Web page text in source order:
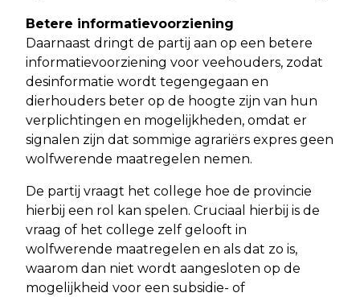
Betere informatievoorziening
Daarnaast dringt de partij aan op een betere
informatievoorziening voor veehouders, zodat
desinformatie wordt tegengegaan en
dierhouders beter op de hoogte zijn van hun
verplichtingen en mogelijkheden, omdat er
signalen zijn dat sommige agrariërs expres geen
wolfwerende maatregelen nemen.
De partij vraagt het college hoe de provincie
hierbij een rol kan spelen. Cruciaal hierbij is de
vraag of het college zelf gelooft in
wolfwerende maatregelen en als dat zo is,
waarom dan niet wordt aangesloten op de
mogelijkheid voor een subsidie- of